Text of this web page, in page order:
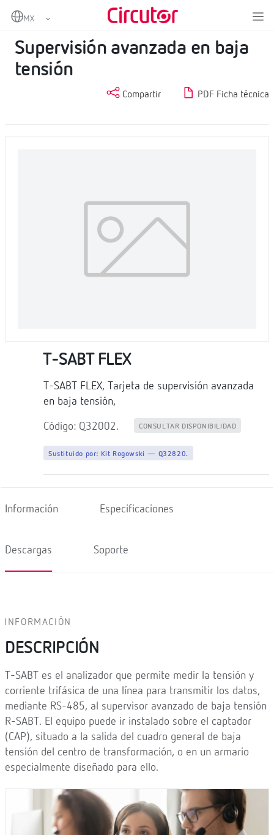
Home Metering Supervisión avanzada en baja tensión
Supervisión avanzada en baja
tensión
Compartir PDF Ficha técnica
T-SABT FLEX
T-SABT FLEX, Tarjeta de supervisión avanzada
en baja tensión,
Código: Q32002. CONSULTAR DISPONIBILIDAD
Sustituido por: Kit Rogowski — Q32820.
Información Especificaciones
Descargas Soporte
INFORMACIÓN
DESCRIPCIÓN
T-SABT es el analizador que permite medir la tensión y
corriente trifásica de una línea para transmitir los datos,
mediante RS-485, al supervisor avanzado de baja tensión
R-SABT. El equipo puede ir instalado sobre el captador
(CAP), situado a la salida del cuadro general de baja
tensión del centro de transformación, o en un armario
especialmente diseñado para ello.